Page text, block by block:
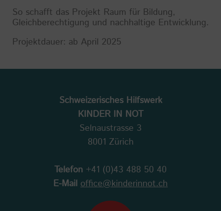
So schafft das Projekt Raum für Bildung,
Gleichberechtigung und nachhaltige Entwicklung.
Projektdauer: ab April 2025
Schweizerisches Hilfswerk
KINDER IN NOT
Selnaustrasse 3
8001 Zürich
Telefon +41 (0)43 488 50 40
E-Mail office@kinderinnot.ch